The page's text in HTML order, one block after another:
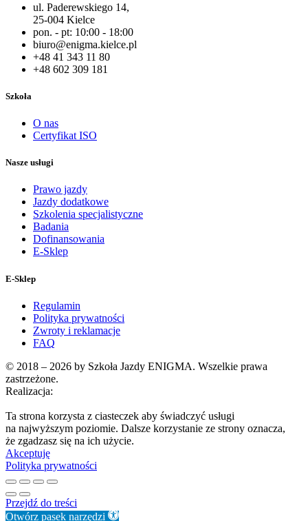
ul. Paderewskiego 14,
25-004 Kielce
pon. - pt: 10:00 - 18:00
biuro@enigma.kielce.pl
+48 41 343 11 80
+48 602 309 181
Szkoła
O nas
Certyfikat ISO
Nasze usługi
Prawo jazdy
Jazdy dodatkowe
Szkolenia specjalistyczne
Badania
Dofinansowania
E-Sklep
E-Sklep
Regulamin
Polityka prywatności
Zwroty i reklamacje
FAQ
© 2018 – 2026 by Szkoła Jazdy ENIGMA. Wszelkie prawa
zastrzeżone.
Realizacja:
Ta strona korzysta z ciasteczek aby świadczyć usługi
na najwyższym poziomie. Dalsze korzystanie ze strony oznacza,
że zgadzasz się na ich użycie.
Akceptuję
Polityka prywatności
Przejdź do treści
Otwórz pasek narzędzi